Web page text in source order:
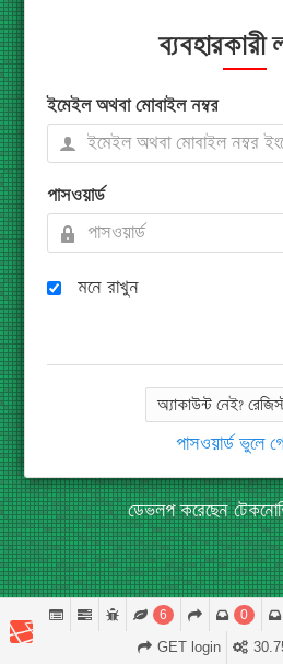
ইমেইল অথবা মোবাইল নম্বর
পাসওয়ার্ড
মনে রাখুন
অ্যাকাউন্ট নেই?
পাসওয়ার্ড ভুলে
ডেভলপ করেছেন
6 0
GET login